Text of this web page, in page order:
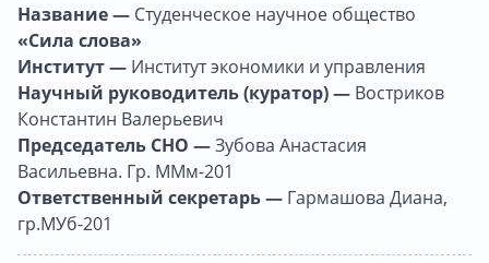
Название — Студенческое научное общество
«Сила слова»
Институт — Институт экономики и управления
Научный руководитель (куратор) — Востриков
Константин Валерьевич
Председатель СНО —Зубова Анастасия
Васильевна. Гр. ММм-201
Ответственный секретарь — Гармашова Диана,
гр.МУб-201